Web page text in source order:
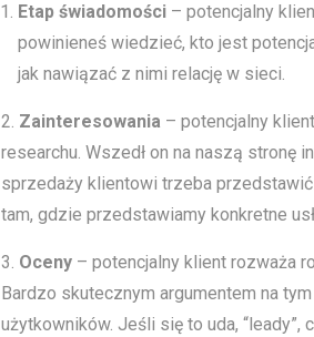
Etap świadomości – potencjalny
powinieneś wiedzieć, kto jest
jak nawiązać z nimi relację w sieci.
2. Zainteresowania – potencjalny
researchu. Wszedł on na naszą stronę
sprzedaży klientowi trzeba
tam, gdzie przedstawiamy konkretne
3. Oceny – potencjalny klient rozważa
Bardzo skutecznym argumentem na
użytkowników. Jeśli się to uda,